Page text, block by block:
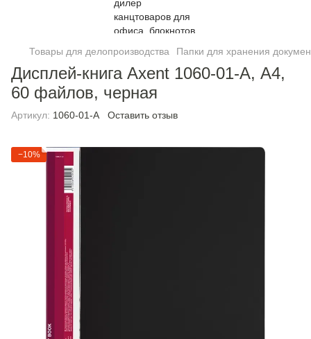
Товары для делопроизводства Папки для хранения
Дисплей-книга Axent 1060-01-A, А4,
60 файлов, черная
Артикул: 1060-01-A Оставить отзыв
−10%